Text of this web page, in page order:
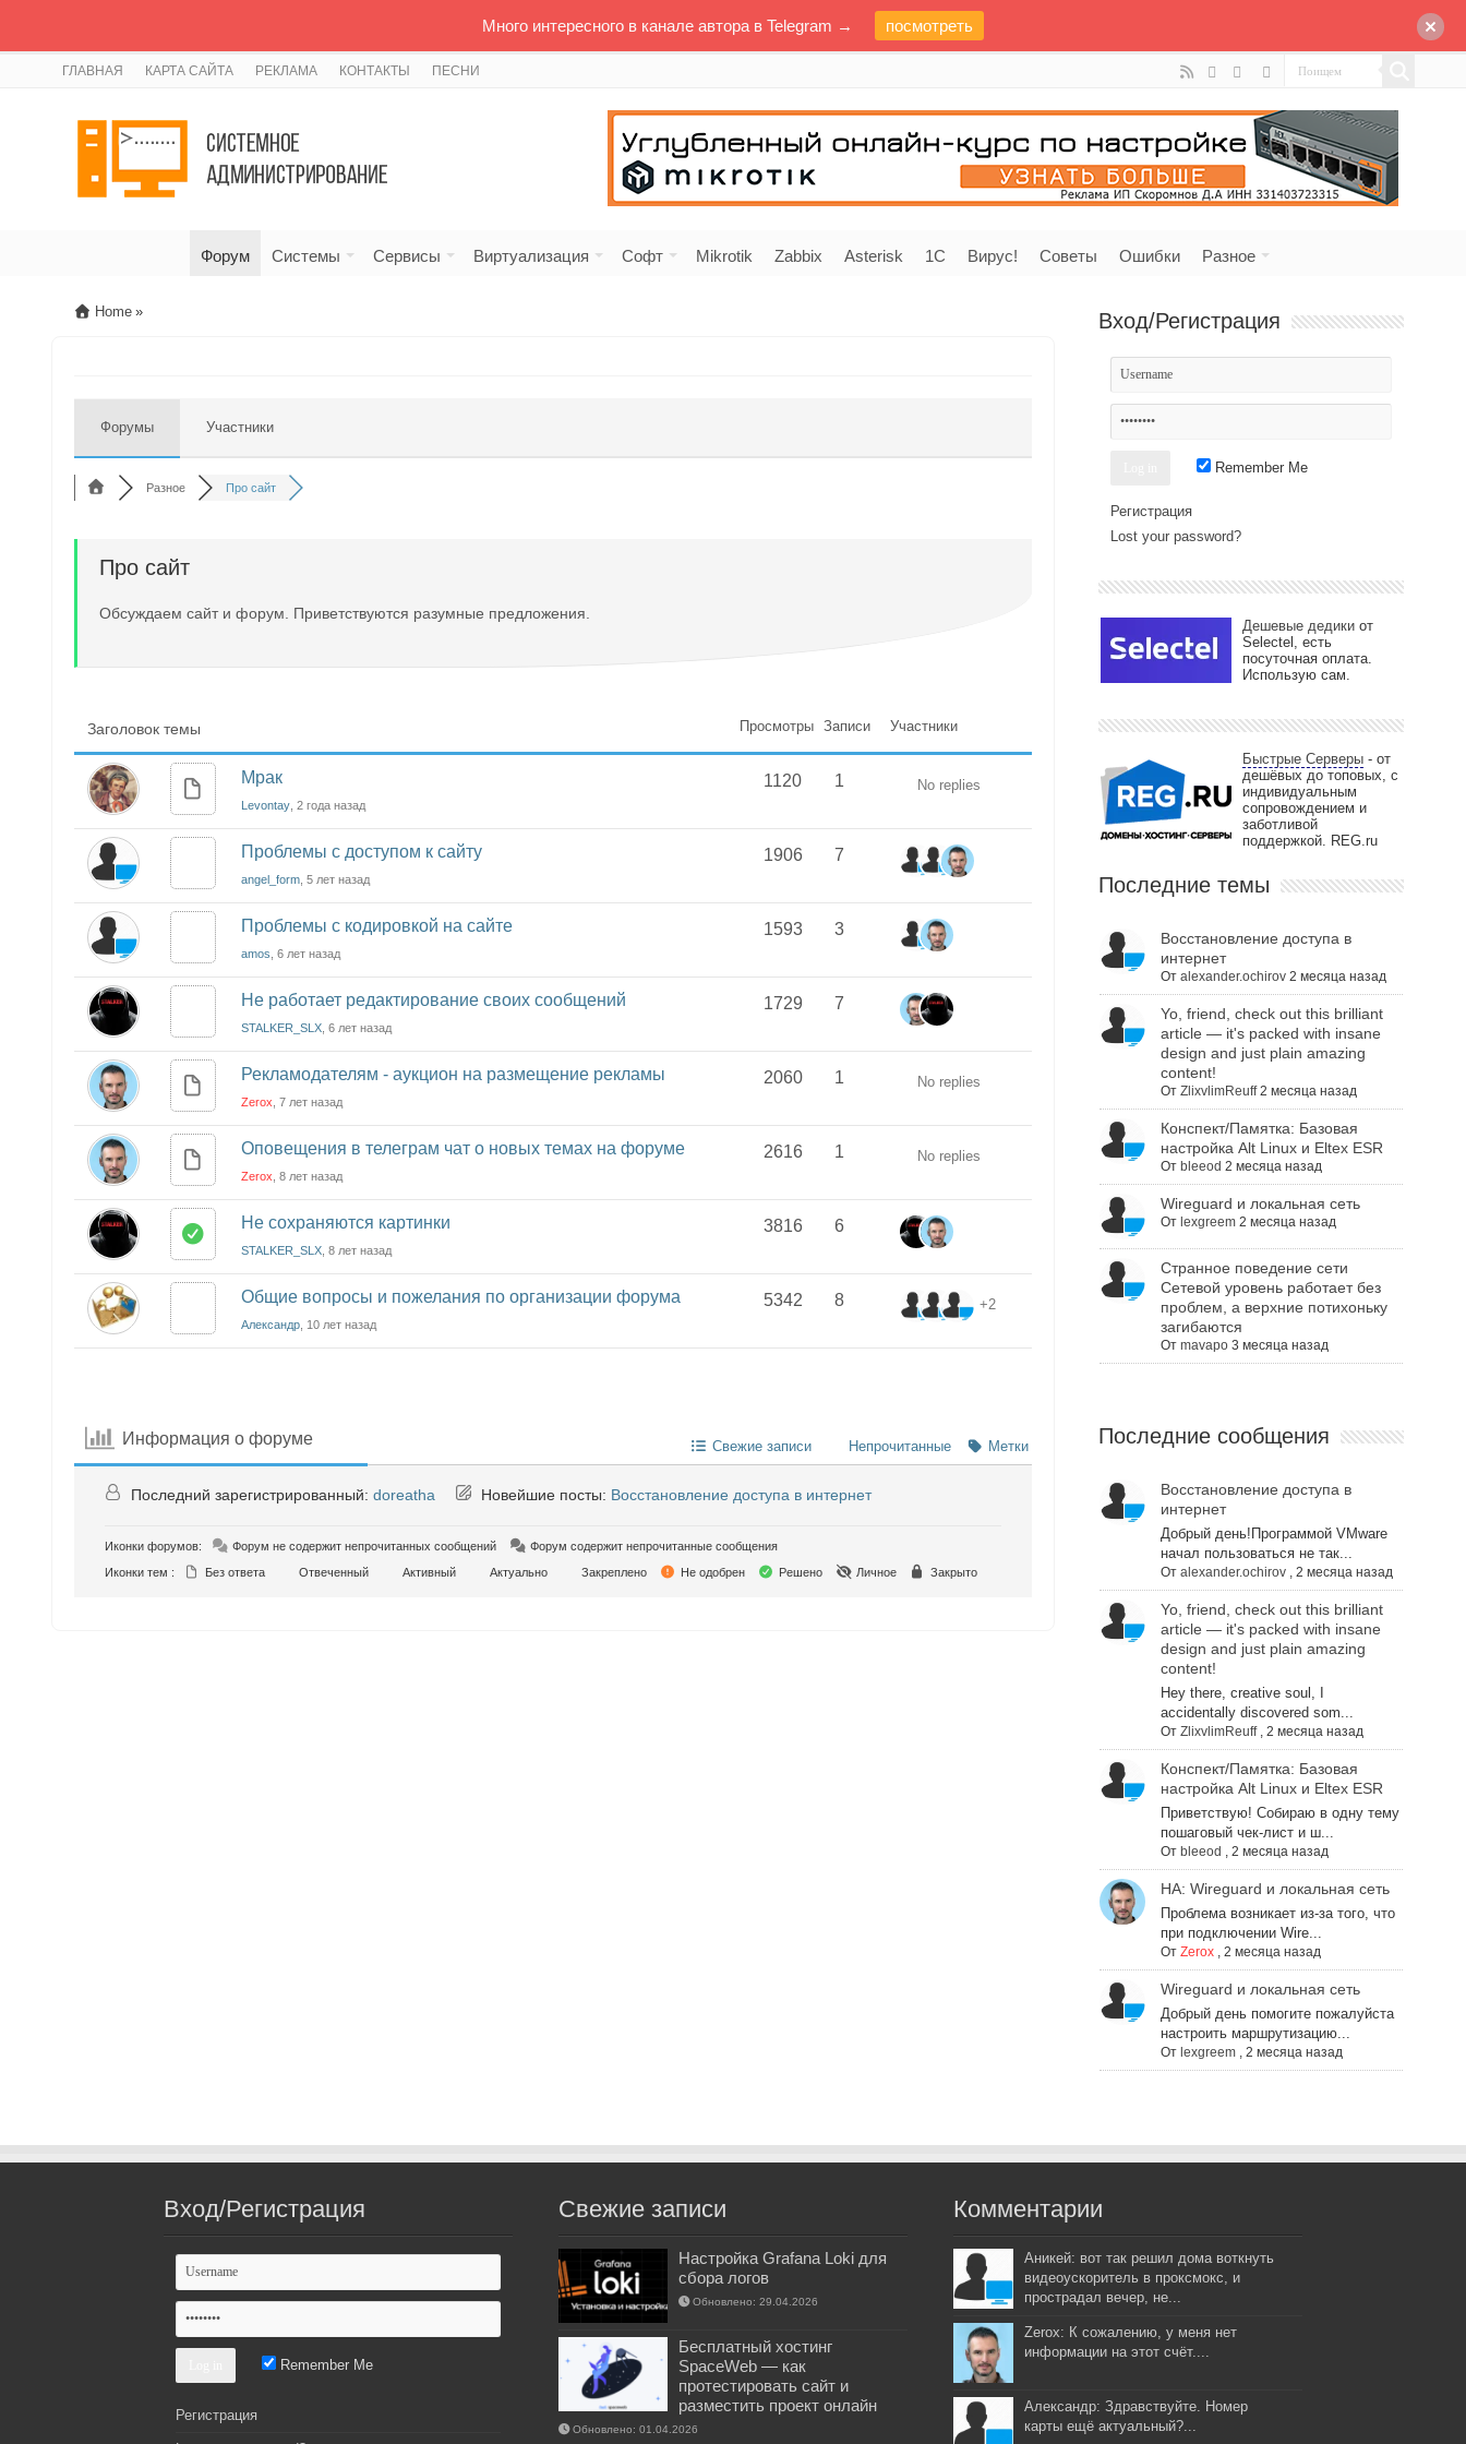
ГЛАВНАЯ КАРТА САЙТА РЕКЛАМА КОНТАКТЫ ПЕСНИ
Форум Системы Сервисы Виртуализация Софт Mikrotik Zabbix Asterisk 1C Вирус! Советы Ошибки Разное
Home »
Форумы Участники
Разное Про сайт
Про сайт
Обсуждаем сайт и форум. Приветствуются разумные предложения.
Заголовок темы Просмотры Записи Участники
Мрак
Levontay , 2 года назад
1120 1 No replies
Проблемы с доступом к сайту
angel_form , 5 лет назад
1906 7
Проблемы с кодировкой на сайте
amos , 6 лет назад
1593 3
Не работает редактирование своих сообщений
STALKER_SLX , 6 лет назад
1729 7
Рекламодателям - аукцион на размещение рекламы
Zerox , 7 лет назад
2060 1 No replies
Оповещения в телеграм чат о новых темах на форуме
Zerox , 8 лет назад
2616 1 No replies
Не сохраняются картинки
STALKER_SLX , 8 лет назад
3816 6
Общие вопросы и пожелания по организации форума
Александр , 10 лет назад
5342 8 +2
Информация о форуме Свежие записи Непрочитанные Метки
Последний зарегистрированный: doreatha Новейшие посты: Восстановление доступа в интернет
Иконки форумов: Форум не содержит непрочитанных сообщений
Форум содержит непрочитанные сообщения
Иконки тем :
Без ответа Отвеченный Активный Актуально Закреплено Не одобрен Решено Личное Закрыто
Вход/Регистрация
Remember Me
Регистрация
Lost your password?
Дешевые дедики от
Selectel, есть
посуточная оплата.
Использую сам.
Быстрые Серверы - от
дешёвых до топовых, с
индивидуальным
сопровождением и
заботливой
поддержкой. REG.ru
Последние темы
Восстановление доступа в
интернет
От alexander.ochirov 2 месяца назад
Yo, friend, check out this brilliant
article — it's packed with insane
design and just plain amazing
content!
От ZlixvlimReuff 2 месяца назад
Конспект/Памятка: Базовая
настройка Alt Linux и Eltex ESR
От bleeod 2 месяца назад
Wireguard и локальная сеть
От lexgreem 2 месяца назад
Cтранное поведение сети
Сетевой уровень работает без
проблем, а верхние потихоньку
загибаются
От mavapo 3 месяца назад
Последние сообщения
Восстановление доступа в
интернет
Добрый день!Программой VMware
начал пользоваться не так...
От alexander.ochirov, 2 месяца назад
Yo, friend, check out this brilliant
article — it's packed with insane
design and just plain amazing
content!
Hey there, creative soul, I
accidentally discovered som...
От ZlixvlimReuff, 2 месяца назад
Конспект/Памятка: Базовая
настройка Alt Linux и Eltex ESR
Приветствую! Собираю в одну тему
пошаговый чек-лист и ш...
От bleeod , 2 месяца назад
НА: Wireguard и локальная сеть
Проблема возникает из-за того, что
при подключении Wire...
От Zerox, 2 месяца назад
Wireguard и локальная сеть
Добрый день помогите пожалуйста
настроить маршрутизацию...
От lexgreem, 2 месяца назад
Вход/Регистрация
Remember Me
Регистрация
Свежие записи
Настройка Grafana Loki для
сбора логов
Обновлено: 29.04.2026
Бесплатный хостинг
SpaceWeb — как
протестировать сайт и
разместить проект онлайн
Обновлено: 01.04.2026
Комментарии
Аникей: вот так решил дома воткнуть
видеоускоритель в проксмокс, и
прострадал вечер, не...
Zerox: К сожалению, у меня нет
информации на этот счёт....
Александр: Здравствуйте. Номер
карты ещё актуальный?...
Много интересного в канале автора в Telegram → посмотреть